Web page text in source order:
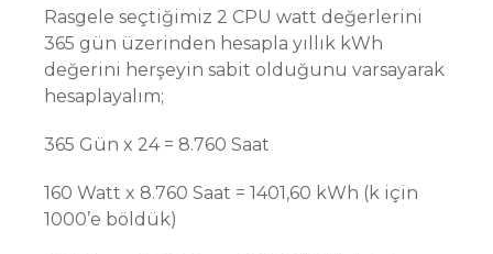
Rasgele seçtiğimiz 2 CPU watt değerlerini
365 gün üzerinden hesapla yıllık kWh
değerini herşeyin sabit olduğunu varsayarak
hesaplayalım;
365 Gün x 24 = 8.760 Saat
160 Watt x 8.760 Saat = 1401,60 kWh (k için
1000’e böldük)